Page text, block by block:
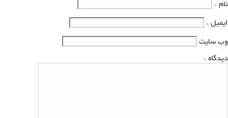
نام *
ایمیل *
وب‌ سایت
دیدگاه *